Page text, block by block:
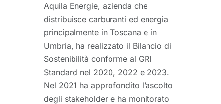
Aquila Energie, azienda che
distribuisce carburanti ed energia
principalmente in Toscana e in
Umbria, ha realizzato il Bilancio di
Sostenibilità conforme al GRI
Standard nel 2020, 2022 e 2023.
Nel 2021 ha approfondito l’ascolto
degli stakeholder e ha monitorato